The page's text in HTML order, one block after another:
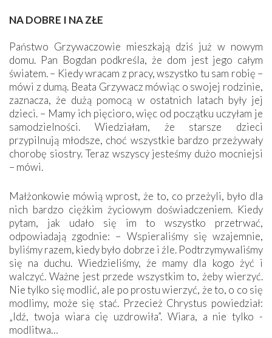
NA DOBRE I NA ZŁE
Państwo Grzywaczowie mieszkają dziś już w nowym
domu. Pan Bogdan podkreśla, że dom jest jego całym
światem. – Kiedy wracam z pracy, wszystko tu sam robię –
mówi z dumą. Beata Grzywacz mówiąc o swojej rodzinie,
zaznacza, że dużą pomocą w ostatnich latach były jej
dzieci. – Mamy ich pięcioro, więc od początku uczyłam je
samodzielności. Wiedziałam, że starsze dzieci
przypilnują młodsze, choć wszystkie bardzo przeżywały
chorobę siostry. Teraz wszyscy jesteśmy dużo mocniejsi
– mówi.
Małżonkowie mówią wprost, że to, co przeżyli, było dla
nich bardzo ciężkim życiowym doświadczeniem. Kiedy
pytam, jak udało się im to wszystko przetrwać,
odpowiadają zgodnie: – Wspieraliśmy się wzajemnie,
byliśmy razem, kiedy było dobrze i źle. Podtrzymywaliśmy
się na duchu. Wiedzieliśmy, że mamy dla kogo żyć i
walczyć. Ważne jest przede wszystkim to, żeby wierzyć.
Nie tylko się modlić, ale po prostu wierzyć, że to, o co się
modlimy, może się stać. Przecież Chrystus powiedział:
„Idź, twoja wiara cię uzdrowiła”. Wiara, a nie tylko ­
modlitwa…